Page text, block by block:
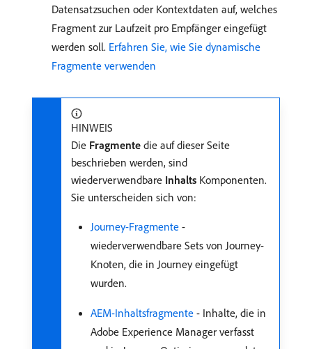
Datensatzsuchen oder Kontextdaten auf, welches
Fragment zur Laufzeit pro Empfänger eingefügt
werden soll. Erfahren Sie, wie Sie dynamische
Fragmente verwenden
HINWEIS
Die Fragmente die auf dieser Seite
beschrieben werden, sind
wiederverwendbare Inhalts Komponenten.
Sie unterscheiden sich von:
Journey-Fragmente -
wiederverwendbare Sets von Journey-
Knoten, die in Journey eingefügt
wurden.
AEM-Inhaltsfragmente - Inhalte, die in
Adobe Experience Manager verfasst